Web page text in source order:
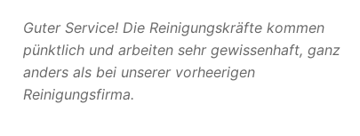
Guter Service! Die Reinigungskräfte kommen
pünktlich und arbeiten sehr gewissenhaft, ganz
anders als bei unserer vorheerigen
Reinigungsfirma.